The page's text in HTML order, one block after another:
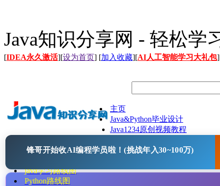
Java知识分享网 - 轻松学
[IDEA永久激活][设为首页] [加入收藏][AI人工智能学习大礼包]
主页
Java&Python毕业设计
Java1234原创视频教程
Java开源项目
java学习路线图
Python路线图
锋哥开始收AI编程学员啦！(挑战年入30~100万)